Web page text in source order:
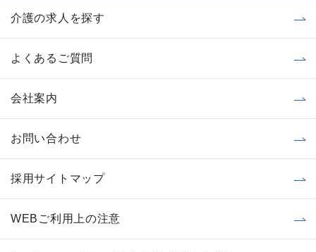
介護の求人を探す
よくあるご質問
会社案内
お問い合わせ
採用サイトマップ
WEBご利用上の注意